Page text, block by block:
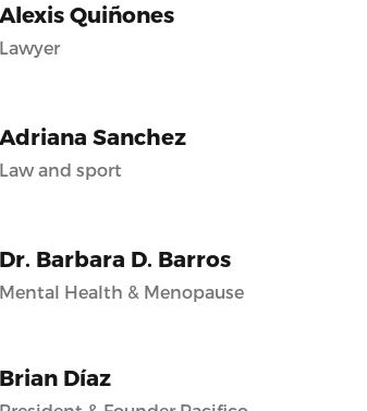
Alexis Quiñones
Lawyer
Adriana Sanchez
Law and sport
Dr. Barbara D. Barros
Mental Health & Menopause
Brian Díaz